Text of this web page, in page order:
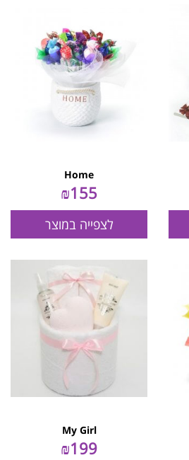
Home
₪155
לצפייה במוצר
My Girl
₪199